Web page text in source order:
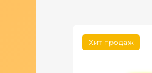
Хит продаж